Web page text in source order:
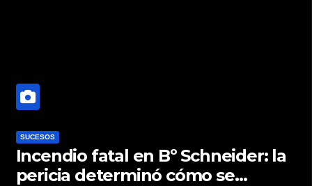
SUCESOS
Incendio fatal en Bº Schneider: la
pericia determinó cómo se